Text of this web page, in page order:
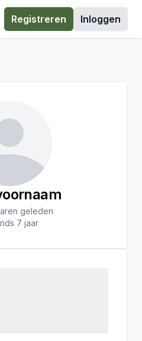
Registreren Inloggen
geleden
7 jaar